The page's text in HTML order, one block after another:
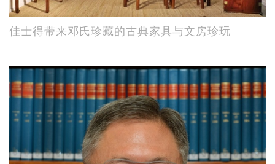
佳士得带来邓氏珍藏的古典家具与文房珍玩